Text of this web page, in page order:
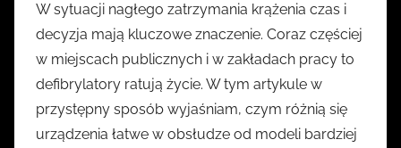
z
e
z
k
a
s
W sytuacji nagłego zatrzymania krążenia czas i
decyzja mają kluczowe znaczenie. Coraz częściej
w miejscach publicznych i w zakładach pracy to
defibrylatory ratują życie. W tym artykule w
przystępny sposób wyjaśniam, czym różnią się
urządzenia łatwe w obsłudze od modeli bardziej